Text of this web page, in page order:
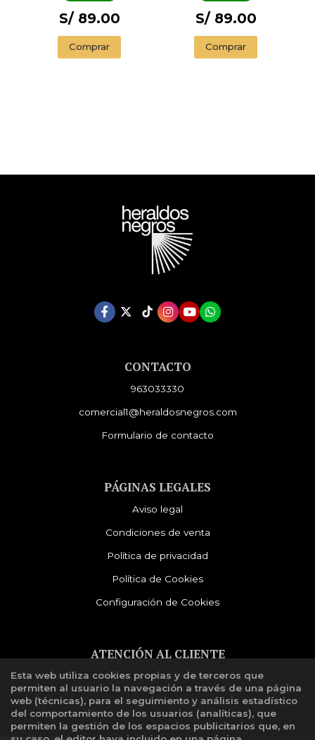
S/ 89.00
Comprar
S/ 89.00
Comprar
CONTACTO
963033330
comercial1@heraldosnegros.com
Formulario de contacto
PÁGINAS LEGALES
Aviso legal
Condiciones de venta
Política de privacidad
Política de Cookies
Configuración de Cookies
ATENCIÓN AL CLIENTE
Quiénes somos
Libro de reclamaciones
Esta web utiliza cookies propias y de terceros que
permiten al usuario la navegación a través de una página
web (técnicas), para el seguimiento y análisis estadístico
del comportamiento de los usuarios (analíticas), que
permiten la gestión de los espacios publicitarios que, en